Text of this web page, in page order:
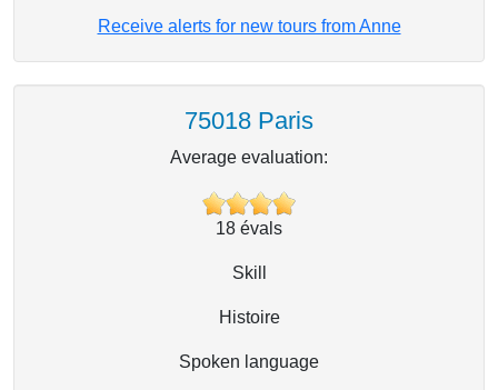
Receive alerts for new tours from Anne
75018 Paris
Average evaluation:
18 évals
Skill
Histoire
Spoken language